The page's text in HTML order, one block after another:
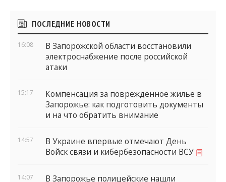
Боковые
виджеты
ПОСЛЕДНИЕ НОВОСТИ
16:08
В Запорожской области восстановили
электроснабжение после российской
атаки
15:17
Компенсация за поврежденное жилье в
Запорожье: как подготовить документы
и на что обратить внимание
14:57
В Украине впервые отмечают День
Войск связи и кибербезопасности ВСУ
14:07
В Запорожье полицейские нашли